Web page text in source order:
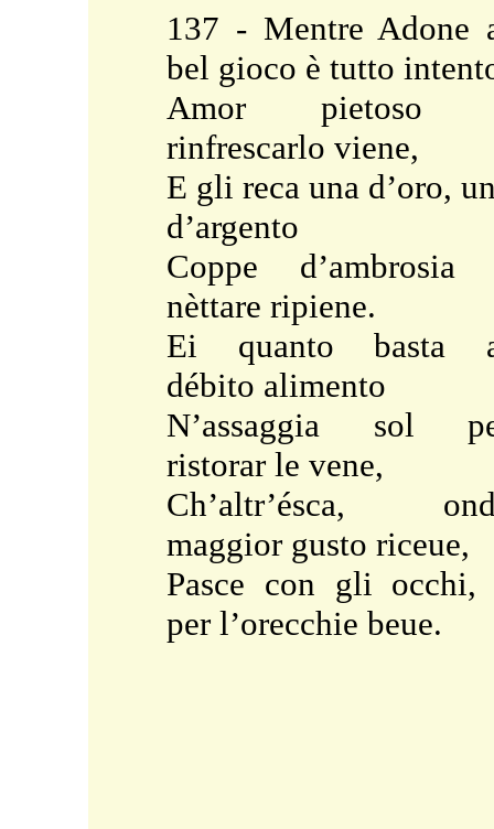
137 - Mentre Adone
bel gioco è tutto
Amor pietoso
rinfrescarlo viene,
E gli reca una d’oro,
d’argento
Coppe d’ambrosia
nèttare ripiene.
Ei quanto basta
débito alimento
N’assaggia sol
ristorar le vene,
Ch’altr’ésca,
maggior gusto riceue,
Pasce con gli occhi,
per l’orecchie beue.